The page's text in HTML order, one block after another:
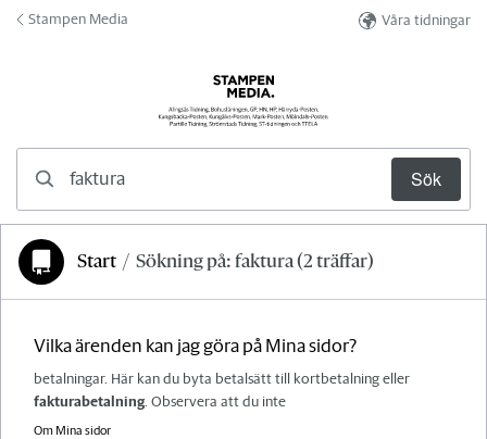
Hoppa till innehåll
Sök
Stampen Media Våra tidningar
Du är här:Start / Sökning på: faktura (2 träffar)
Vilka ärenden kan jag göra på Mina sidor?
betalningar. Här kan du byta betalsätt till kortbetalning eller
fakturabetalning. Observera att du inte
Tillhör kategori:
Om Mina sidor